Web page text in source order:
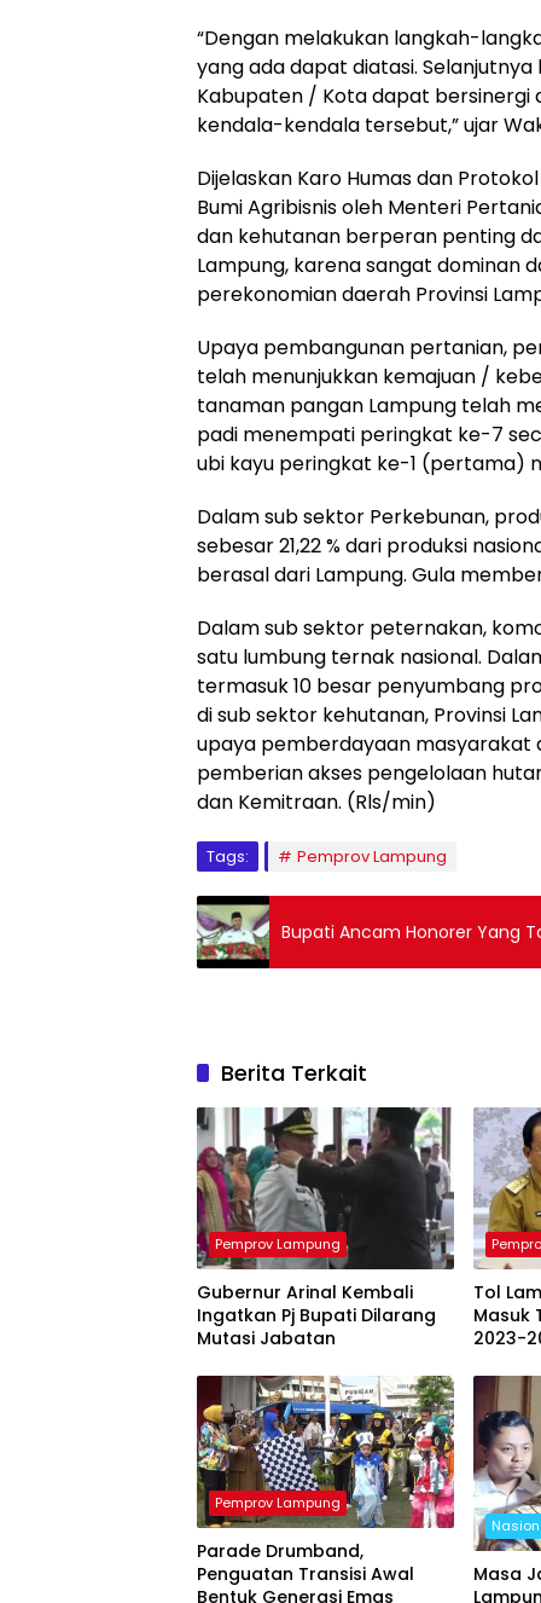
“Dengan melakukan langkah-
yang ada dapat diatasi. Selanjutnya
Kabupaten / Kota dapat
kendala-kendala tersebut,” ujar
Dijelaskan Karo Humas dan
Bumi Agribisnis oleh Menteri
dan kehutanan berperan penting
Lampung, karena sangat dominan
perekonomian daerah Provinsi
Upaya pembangunan pertanian,
telah menunjukkan kemajuan /
tanaman pangan Lampung telah
padi menempati peringkat ke-7
ubi kayu peringkat ke-1 (pertama)
Dalam sub sektor Perkebunan,
sebesar 21,22 % dari produksi
berasal dari Lampung. Gula
Dalam sub sektor peternakan,
satu lumbung ternak nasional.
termasuk 10 besar penyumbang
di sub sektor kehutanan, Provinsi
upaya pemberdayaan masyarakat
pemberian akses pengelolaan
dan Kemitraan. (Rls/min)
Tags: Pemprov Lampung
Bupati Ancam Honorer Yang
Berita Terkait
Pemprov Lampung
Gubernur Arinal Kembali
Ingatkan Pj Bupati Dilarang
Mutasi Jabatan
Tol
Masuk
2023-
Pemprov Lampung
Parade Drumband,
Penguatan Transisi Awal
Bentuk Generasi Emas
Masa